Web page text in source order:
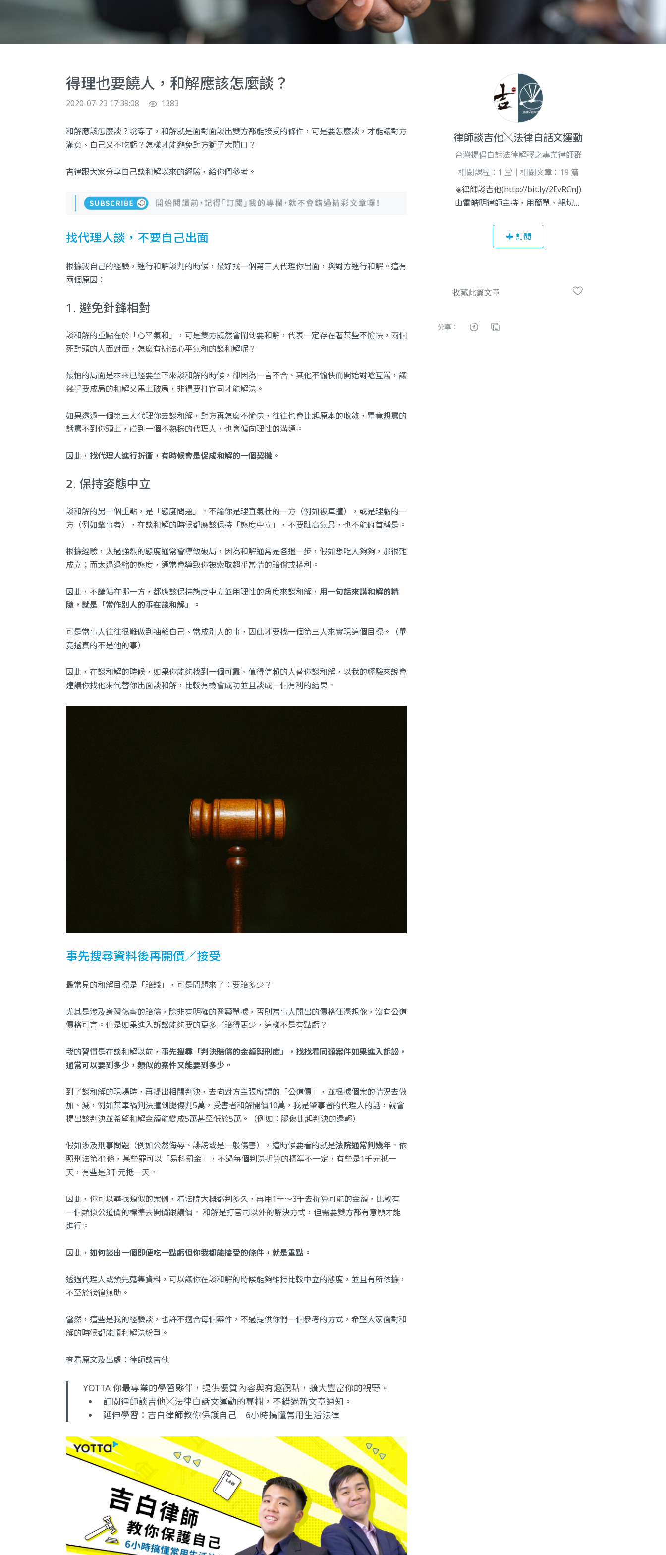
得理也要饒人，和解應該怎麼談？
2020-07-23 17:39:08 1383
和解應該怎麼談？說穿了，和解就是面對面談出雙方都能接受的條件，可是要怎麼談，才能讓對方
滿意、自己又不吃虧？怎樣才能避免對方獅子大開口？
吉律跟大家分享自己談和解以來的經驗，給你們參考。
找代理人談，不要自己出面
根據我自己的經驗，進行和解談判的時候，最好找一個第三人代理你出面，與對方進行和解。這有
兩個原因：
1. 避免針鋒相對
談和解的重點在於「心平氣和」，可是雙方既然會鬧到要和解，代表一定存在著某些不愉快，兩個
死對頭的人面對面，怎麼有辦法心平氣和的談和解呢？
最怕的局面是本來已經要坐下來談和解的時候，卻因為一言不合、其他不愉快而開始對嗆互罵，讓
幾乎要成局的和解又馬上破局，非得要打官司才能解決。
如果透過一個第三人代理你去談和解，對方再怎麼不愉快，往往也會比起原本的收斂，畢竟想罵的
話罵不到你頭上，碰到一個不熟稔的代理人，也會偏向理性的溝通。
因此， 找代理人進行折衝，有時候會是促成和解的一個契機 。
2. 保持姿態中立
談和解的另一個重點，是「態度問題」。不論你是理直氣壯的一方（例如被車撞），或是理虧的一
方（例如肇事者），在談和解的時候都應該保持「態度中立」，不要趾高氣昂，也不能俯首稱是。
根據經驗，太過強烈的態度通常會導致破局，因為和解通常是各退一步，假如想吃人夠夠，那很難
成立；而太過退縮的態度，通常會導致你被索取超乎常情的賠償或權利。
因此，不論站在哪一方，都應該保持態度中立並用理性的角度來談和解， 用一句話來講和解的精
隨，就是「當作別人的事在談和解」。
可是當事人往往很難做到抽離自己、當成別人的事，因此才要找一個第三人來實現這個目標。（畢
竟還真的不是他的事）
因此，在談和解的時候，如果你能夠找到一個可靠、值得信賴的人替你談和解，以我的經驗來說會
建議你找他來代替你出面談和解，比較有機會成功並且談成一個有利的結果。
事先搜尋資料後再開價／接受
最常見的和解目標是「賠錢」，可是問題來了：要賠多少？
尤其是涉及身體傷害的賠償，除非有明確的醫藥單據，否則當事人開出的價格任憑想像，沒有公道
價格可言。但是如果進入訴訟能夠要的更多／賠得更少，這樣不是有點虧？
我的習慣是在談和解以前， 事先搜尋「判決賠償的金額與刑度」，找找看同類案件如果進入訴訟，
通常可以要到多少，類似的案件又能要到多少。
到了談和解的現場時，再提出相關判決，去向對方主張所謂的「公道價」，並根據個案的情況去做
加、減，例如某車禍判決撞到腿傷判5萬，受害者和解開價10萬，我是肇事者的代理人的話，就會
提出該判決並希望和解金額能變成5萬甚至低於5萬。（例如：腿傷比起判決的還輕）
假如涉及刑事問題（例如公然侮辱、誹謗或是一般傷害），這時候要看的就是法院通常判幾年 。依
照刑法第41條，某些罪可以「易科罰金」，不過每個判決折算的標準不一定，有些是1千元抵一
天，有些是3千元抵一天。
因此，你可以尋找類似的案例，看法院大概都判多久，再用1千～3千去折算可能的金額，比較有
一個類似公道價的標準去開價跟議價。 和解是打官司以外的解決方式，但需要雙方都有意願才能
進行。
因此， 如何談出一個即便吃一點虧但你我都能接受的條件，就是重點。
透過代理人或預先蒐集資料，可以讓你在談和解的時候能夠維持比較中立的態度，並且有所依據，
不至於徬徨無助。
當然，這些是我的經驗談，也許不適合每個案件，不過提供你們一個參考的方式，希望大家面對和
解的時候都能順利解決紛爭。
查看原文及出處： 律師談吉他
YOTTA 你最專業的學習夥伴，提供優質內容與有趣觀點，擴大豐富你的視野。
訂閱律師談吉他╳法律白話文運動的專欄 ，不錯過新文章通知。
延伸學習： 吉白律師教你保護自己｜6小時搞懂常用生活法律
律師談吉他╳法律白話文運動
台灣提倡白話法律解釋之專業律師群
相關課程：1 堂｜相關文章：19 篇
◈律師談吉他(http://bit.ly/2EvRCnJ)
由雷皓明律師主持，用簡單、親切的
提供實用的法律小知識。 最貼近人民
生活的法律，卻因為屬於高專業性知
大家用輕鬆的方式了解自己的權益！
av) 「法律白話文運動」是由一群致力
訂閱
分享：